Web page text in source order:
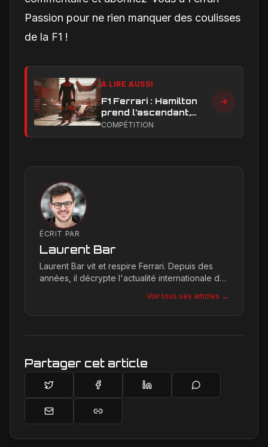
Passion pour ne rien manquer des coulisses
de la F1 !
À LIRE AUSSI
F1 Ferrari : Hamilton
prend l’ascendant,
Leclerc sous pression
COMPÉTITION
ÉCRIT PAR
Laurent Bar
Laurent Bar vit et respire Ferrari. Depuis des
années, il décrypte l'actualité internationale du
détails qui façonnent la légende de la marque.
Son site, Ferrari Passion, est le reflet de son
Maranello.
Voir tous ses articles →
Partager cet article